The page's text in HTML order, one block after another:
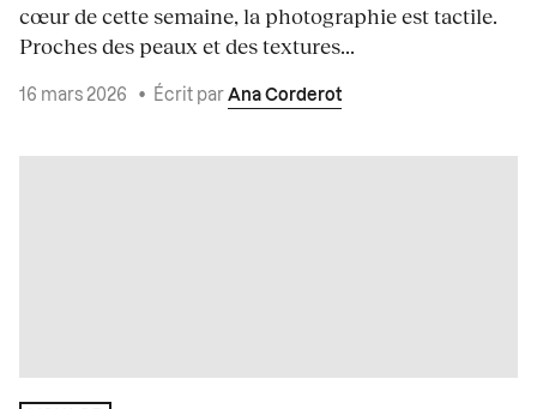
cœur de cette semaine, la photographie est tactile.
Proches des peaux et des textures...
16 mars 2026 • Écrit par Ana Corderot